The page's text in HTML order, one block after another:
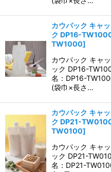
カウパック キャ
ク DP16-
TW1000]
カウパック キャ
ック DP16-
名：DP16-
(袋巾×長さ…
カウパック キャ
ク DP21-
TW0100]
カウパック キャ
ック DP21-
名：DP21-